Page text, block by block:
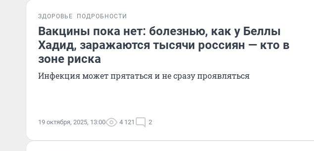
ЗДОРОВЬЕ ПОДРОБНОСТИ
Вакцины пока нет: болезнью, как у Беллы
Хадид, заражаются тысячи россиян — кто в
зоне риска
Инфекция может прятаться и не сразу проявляться
19 октября, 2025, 13:00 4 121 2